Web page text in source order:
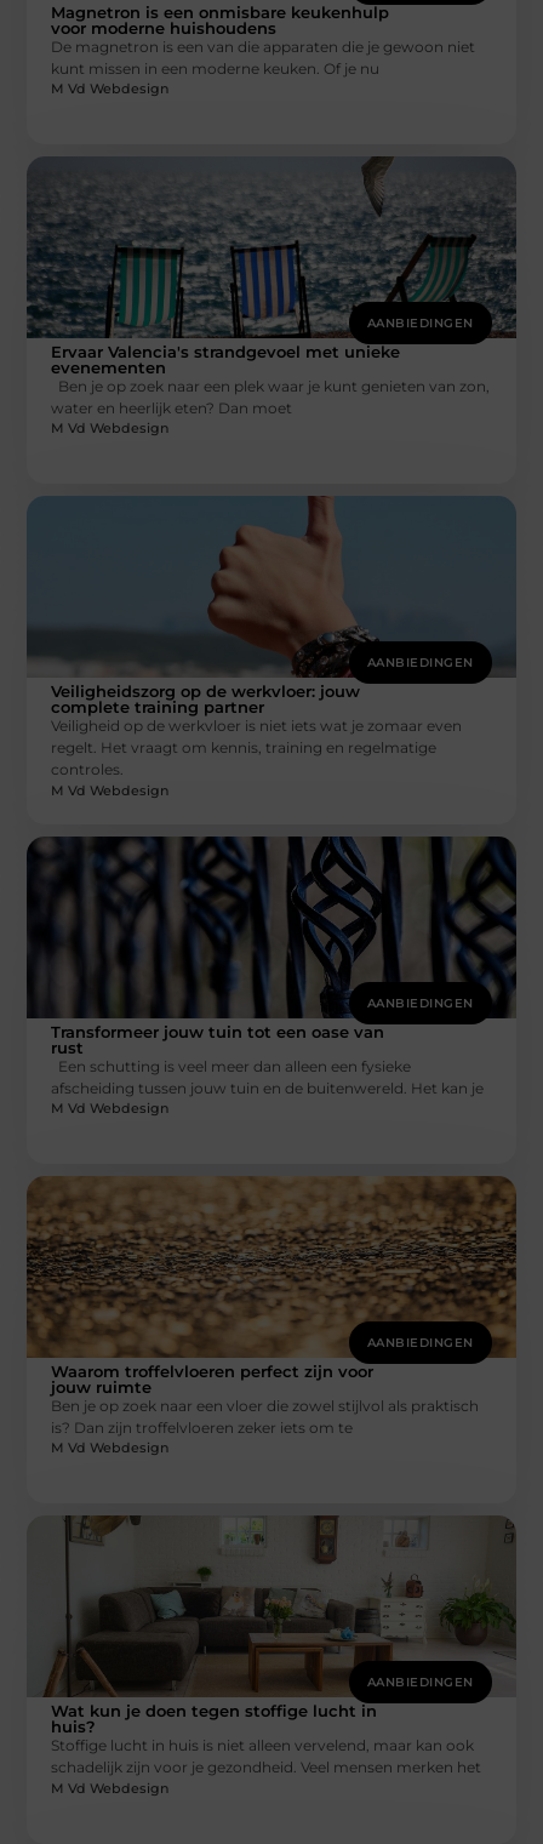
Magnetron is een onmisbare keukenhulp
voor moderne huishoudens
De magnetron is een van die apparaten die je gewoon niet
kunt missen in een moderne keuken. Of je nu
M Vd Webdesign
AANBIEDINGEN
Ervaar Valencia's strandgevoel met unieke
evenementen
Ben je op zoek naar een plek waar je kunt genieten van zon,
water en heerlijk eten? Dan moet
M Vd Webdesign
AANBIEDINGEN
Veiligheidszorg op de werkvloer: jouw
complete training partner
Veiligheid op de werkvloer is niet iets wat je zomaar even
regelt. Het vraagt om kennis, training en regelmatige
controles.
M Vd Webdesign
AANBIEDINGEN
Transformeer jouw tuin tot een oase van
rust
Een schutting is veel meer dan alleen een fysieke
afscheiding tussen jouw tuin en de buitenwereld. Het kan je
M Vd Webdesign
AANBIEDINGEN
Waarom troffelvloeren perfect zijn voor
jouw ruimte
Ben je op zoek naar een vloer die zowel stijlvol als praktisch
is? Dan zijn troffelvloeren zeker iets om te
M Vd Webdesign
AANBIEDINGEN
Wat kun je doen tegen stoffige lucht in
huis?
Stoffige lucht in huis is niet alleen vervelend, maar kan ook
schadelijk zijn voor je gezondheid. Veel mensen merken het
M Vd Webdesign